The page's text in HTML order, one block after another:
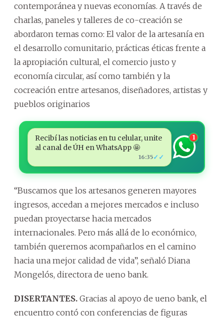
contemporánea y nuevas economías. A través de
charlas, paneles y talleres de co-creación se
abordaron temas como: El valor de la artesanía en
el desarrollo comunitario, prácticas éticas frente a
la apropiación cultural, el comercio justo y
economía circular, así como también y la
cocreación entre artesanos, diseñadores, artistas y
pueblos originarios
Recibí las noticias en tu celular, unite
al canal de ÚH en WhatsApp 🤩
16:35✓✓
1
“Buscamos que los artesanos generen mayores
ingresos, accedan a mejores mercados e incluso
puedan proyectarse hacia mercados
internacionales. Pero más allá de lo económico,
también queremos acompañarlos en el camino
hacia una mejor calidad de vida”, señaló Diana
Mongelós, directora de ueno bank.
DISERTANTES. Gracias al apoyo de ueno bank, el
encuentro contó con conferencias de figuras